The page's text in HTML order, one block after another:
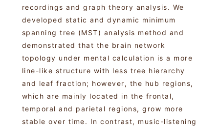
recordings and graph theory analysis. We
developed static and dynamic minimum
spanning tree (MST) analysis method and
demonstrated that the brain network
topology under mental calculation is a more
line-like structure with less tree hierarchy
and leaf fraction; however, the hub regions,
which are mainly located in the frontal,
temporal and parietal regions, grow more
stable over time. In contrast, music-listening